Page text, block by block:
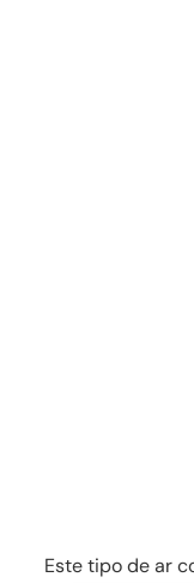
Este tipo de ar